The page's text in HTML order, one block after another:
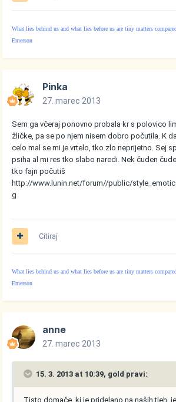
What lies behind us and what lies before us are tiny matters
Emerson
Pinka
27. marec 2013
Sem ga včeraj ponovno probala kr s polovico
žličke, pa se po njem nisem dobro počutila. K
celo mal se mi je vrtelo, tko zlo neprijetno. Sej
psiha al mi res tko slabo naredi. Nek čuden
tko fajn počutiš
http://www.lunin.net/forum//public/
g
Citiraj
What lies behind us and what lies before us are tiny matters
Emerson
anne
27. marec 2013
15. 3. 2013 at 10:39, gold pravi:
Tisto domače, ki je pridelano na naših tleh,